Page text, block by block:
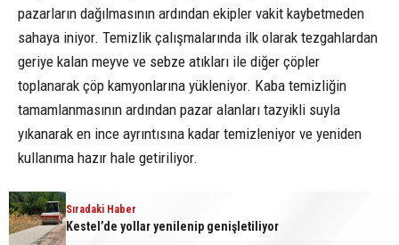
Sıradaki Haber
Osmangazi Belediyesi pazarlardan aylık 600 ton atık topluyor
pazarların dağılmasının ardından ekipler vakit kaybetmeden
sahaya iniyor. Temizlik çalışmalarında ilk olarak tezgahlardan
geriye kalan meyve ve sebze atıkları ile diğer çöpler
toplanarak çöp kamyonlarına yükleniyor. Kaba temizliğin
tamamlanmasının ardından pazar alanları tazyikli suyla
yıkanarak en ince ayrıntısına kadar temizleniyor ve yeniden
kullanıma hazır hale getiriliyor.
Yürütülen çalışmalar kapsamında Osmangazi’deki pazar
alanlarından her ay yaklaşık 600 ton pazar atığı toplanıyor.
Sıradaki Haber
Kestel’de yollar yenilenip genişletiliyor